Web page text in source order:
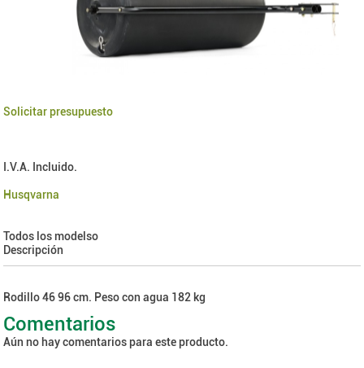
Solicitar presupuesto
I.V.A. Incluido.
Husqvarna
Todos los modelso
Descripción
Rodillo 46 96 cm. Peso con agua 182 kg
Comentarios
Aún no hay comentarios para este producto.